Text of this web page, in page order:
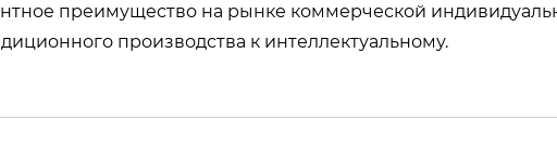
преимущество на рынке коммерческой
производства к интеллектуальному.